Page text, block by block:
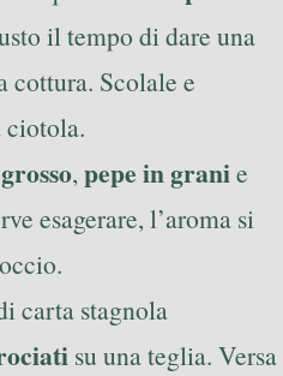
il tempo di dare una
cottura. Scolale e
ciotola.
, pepe in granie
esagerare, l’aroma si
carta stagnola
su una teglia. Versa